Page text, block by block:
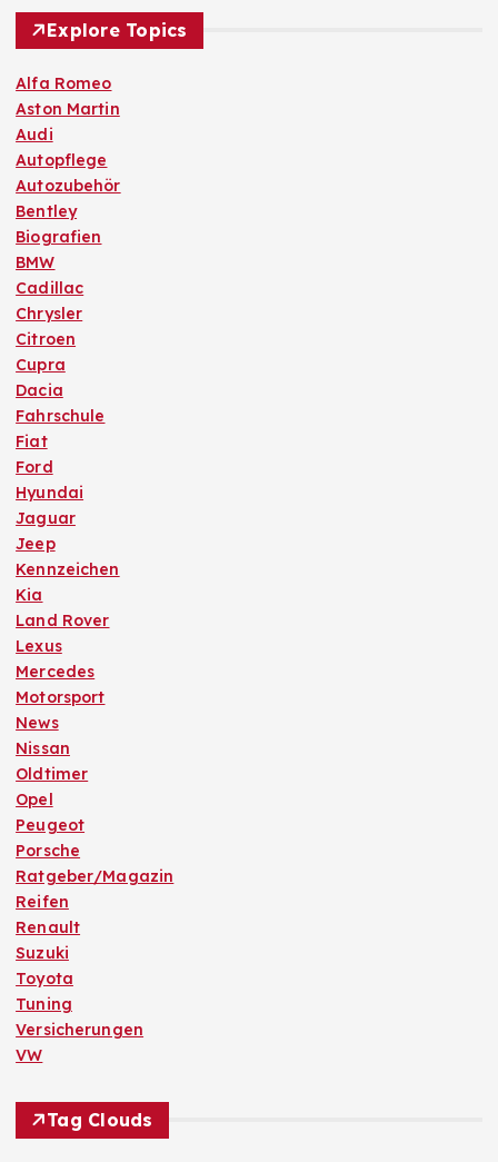
Explore Topics
Alfa Romeo
Aston Martin
Audi
Autopflege
Autozubehör
Bentley
Biografien
BMW
Cadillac
Chrysler
Citroen
Cupra
Dacia
Fahrschule
Fiat
Ford
Hyundai
Jaguar
Jeep
Kennzeichen
Kia
Land Rover
Lexus
Mercedes
Motorsport
News
Nissan
Oldtimer
Opel
Peugeot
Porsche
Ratgeber/Magazin
Reifen
Renault
Suzuki
Toyota
Tuning
Versicherungen
VW
Tag Clouds